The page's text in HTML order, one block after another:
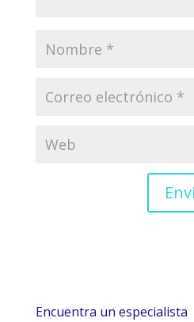
Encuentra un especialista